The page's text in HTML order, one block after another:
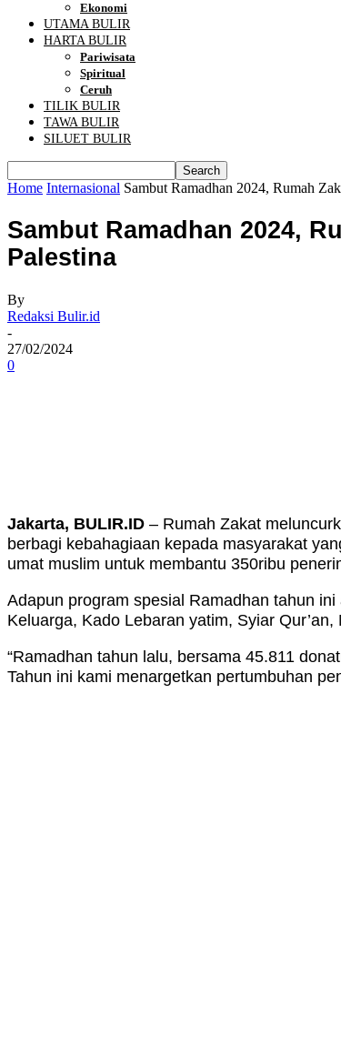
Ekonomi
UTAMA BULIR
HARTA BULIR
Pariwisata
Spiritual
Ceruh
TILIK BULIR
TAWA BULIR
SILUET BULIR
Home Internasional Sambut Ramadhan 2024, Rumah
Sambut Ramadhan 2024,
Palestina
By
Redaksi Bulir.id
-
27/02/2024
0
Jakarta, BULIR.ID – Rumah Zakat
berbagi kebahagiaan kepada masyarakat
umat muslim untuk membantu 350ribu
Adapun program spesial Ramadhan tahun
Keluarga, Kado Lebaran yatim, Syiar
“Ramadhan tahun lalu, bersama 45.811
Tahun ini kami menargetkan pertumbuhan